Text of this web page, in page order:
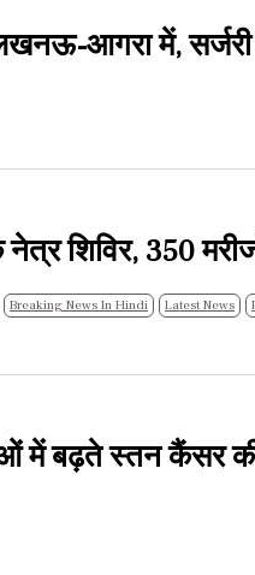
आगरा में, सर्जरी
शिविर, 350
Breaking News In Hindi Latest News
में बढ़ते स्तन कैंसर